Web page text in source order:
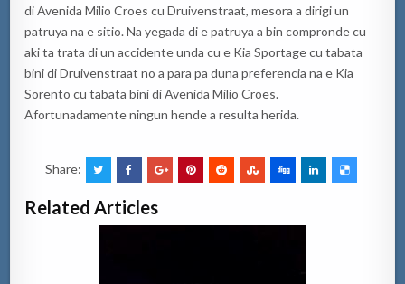
di Avenida Milio Croes cu Druivenstraat, mesora a dirigi un
patruya na e sitio. Na yegada di e patruya a bin compronde cu
aki ta trata di un accidente unda cu e Kia Sportage cu tabata
bini di Druivenstraat no a para pa duna preferencia na e Kia
Sorento cu tabata bini di Avenida Milio Croes.
Afortunadamente ningun hende a resulta herida.
Share:
Related Articles